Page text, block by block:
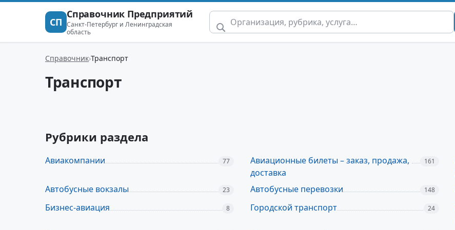
СП
Справочник Предприятий
Санкт-Петербург и Ленинградская
область
Справочник Транспорт
Транспорт
Рубрики раздела
Авиакомпании 77
Авиационные билеты – заказ, продажа,
доставка
161
Автобусные вокзалы 23 Автобусные перевозки 148
Бизнес-авиация 8 Городской транспорт 24